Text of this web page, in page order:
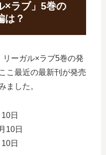
×ラブ」5巻の
は？
ーガル×ラブ5巻の発
こ最近の最新刊が発売
ました。
日
10日
日